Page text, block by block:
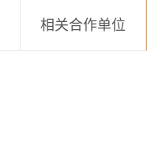
相关合作单位